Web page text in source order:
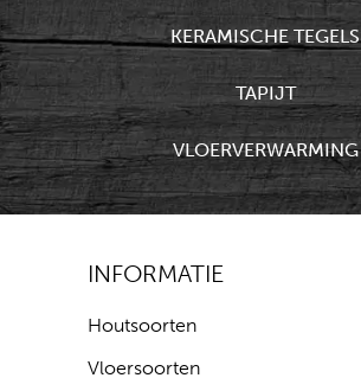
KERAMISCHE TEGELS
TAPIJT
VLOERVERWARMING
INFORMATIE
Houtsoorten
Vloersoorten